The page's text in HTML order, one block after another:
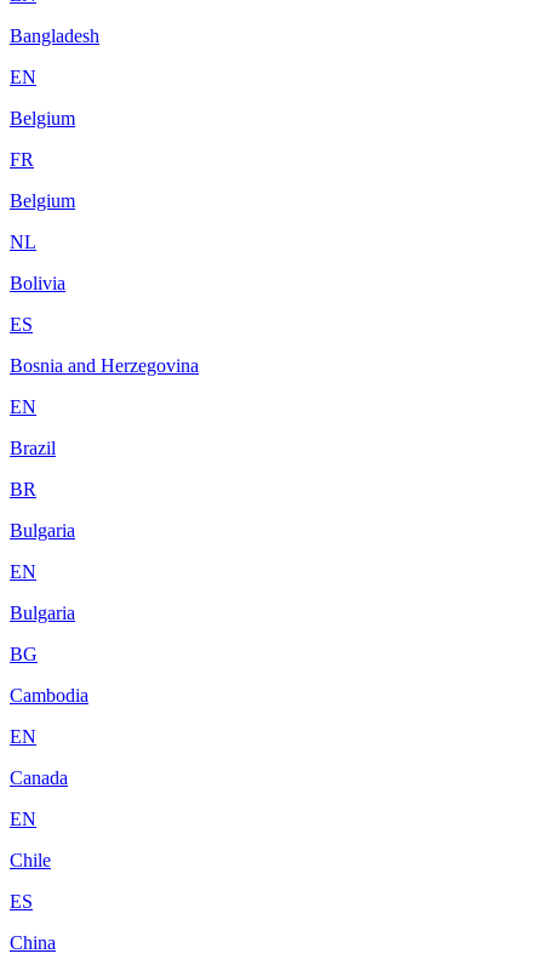
Bangladesh
EN
Belgium
FR
Belgium
NL
Bolivia
ES
Bosnia and Herzegovina
EN
Brazil
BR
Bulgaria
EN
Bulgaria
BG
Cambodia
EN
Canada
EN
Chile
ES
China